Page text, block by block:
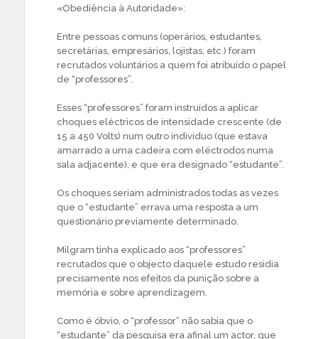
«Obediência à Autoridade»:
Entre pessoas comuns (operários, estudantes,
secretárias, empresários, lojistas, etc.) foram
recrutados voluntários a quem foi atribuído o papel
de “professores”.
Esses “professores” foram instruídos a aplicar
choques eléctricos de intensidade crescente (de
15 a 450 Volts) num outro indivíduo (que estava
amarrado a uma cadeira com eléctrodos numa
sala adjacente), e que era designado “estudante”.
Os choques seriam administrados todas as vezes
que o “estudante” errava uma resposta a um
questionário previamente determinado.
Milgram tinha explicado aos “professores”
recrutados que o objecto daquele estudo residia
precisamente nos efeitos da punição sobre a
memória e sobre aprendizagem.
Como é óbvio, o “professor” não sabia que o
“estudante” da pesquisa era afinal um actor, que